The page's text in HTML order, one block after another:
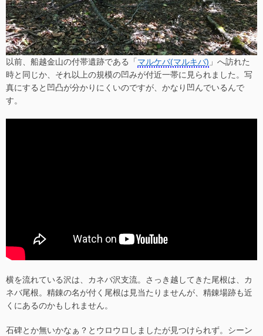
以前、船越金山の付帯遺跡である「マルケバ(マルキバ) 」へ訪れた
時と同じか、それ以上の規模の凹みが付近一帯に見られました。写
真にすると凹凸が分かりにくいのですが、かなり凹んでいるんで
す。
横を流れている沢は、カネバ沢支流。さっき越してきた尾根は、カ
ネバ尾根。精錬の名が付く尾根は見当たりませんが、精錬場跡も近
くにあるのかもしれません。
石碑とか無いかなぁ？とウロウロしましたが見つけられず。シーン